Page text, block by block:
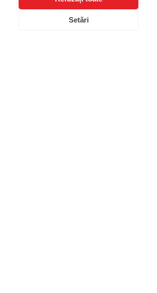
Setări
Salariile erau competitive.
Beneficiile atractive. Totuși,